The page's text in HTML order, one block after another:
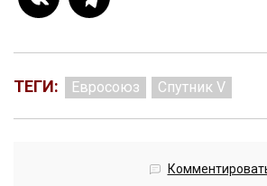
ТЕГИ: Евросоюз Спутник V